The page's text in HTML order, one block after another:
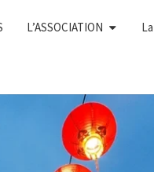
L’ASSOCIATION